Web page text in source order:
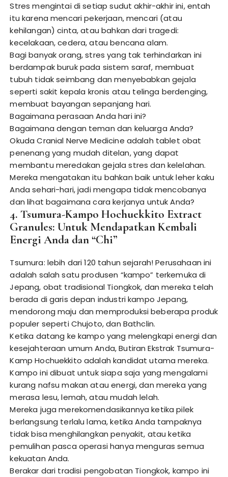
Stres mengintai di setiap sudut akhir-akhir ini, entah
itu karena mencari pekerjaan, mencari (atau
kehilangan) cinta, atau bahkan dari tragedi:
kecelakaan, cedera, atau bencana alam.
Bagi banyak orang, stres yang tak terhindarkan ini
berdampak buruk pada sistem saraf, membuat
tubuh tidak seimbang dan menyebabkan gejala
seperti sakit kepala kronis atau telinga berdenging,
membuat bayangan sepanjang hari.
Bagaimana perasaan Anda hari ini?
Bagaimana dengan teman dan keluarga Anda?
Okuda Cranial Nerve Medicine adalah tablet obat
penenang yang mudah ditelan, yang dapat
membantu meredakan gejala stres dan kelelahan.
Mereka mengatakan itu bahkan baik untuk leher kaku
Anda sehari-hari, jadi mengapa tidak mencobanya
dan lihat bagaimana cara kerjanya untuk Anda?
4. Tsumura-Kampo Hochuekkito Extract
Granules: Untuk Mendapatkan Kembali
Energi Anda dan “Chi”
Tsumura: lebih dari 120 tahun sejarah! Perusahaan ini
adalah salah satu produsen “kampo” terkemuka di
Jepang, obat tradisional Tiongkok, dan mereka telah
berada di garis depan industri kampo Jepang,
mendorong maju dan memproduksi beberapa produk
populer seperti Chujoto, dan Bathclin.
Ketika datang ke kampo yang melengkapi energi dan
kesejahteraan umum Anda, Butiran Ekstrak Tsumura-
Kamp Hochuekkito adalah kandidat utama mereka.
Kampo ini dibuat untuk siapa saja yang mengalami
kurang nafsu makan atau energi, dan mereka yang
merasa lesu, lemah, atau mudah lelah.
Mereka juga merekomendasikannya ketika pilek
berlangsung terlalu lama, ketika Anda tampaknya
tidak bisa menghilangkan penyakit, atau ketika
pemulihan pasca operasi hanya menguras semua
kekuatan Anda.
Berakar dari tradisi pengobatan Tiongkok, kampo ini